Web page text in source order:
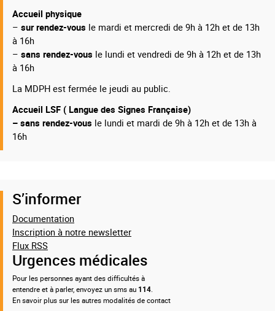
Accueil physique
– sur rendez-vous le mardi et mercredi de 9h à 12h et de 13h
à 16h
– sans rendez-vous le lundi et vendredi de 9h à 12h et de 13h
à 16h
La MDPH est fermée le jeudi au public.
Accueil LSF ( Langue des Signes Française)
– sans rendez-vous le lundi et mardi de 9h à 12h et de 13h à
16h
S’informer
Documentation
Inscription à notre newsletter
Flux RSS
Urgences médicales
Pour les personnes ayant des difficultés à
entendre et à parler, envoyez un sms au 114.
En savoir plus sur les autres modalités de contact